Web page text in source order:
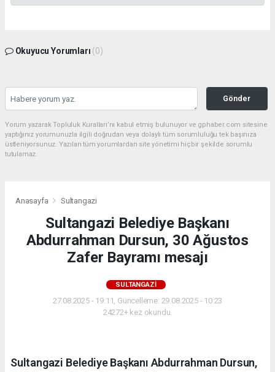
Okuyucu Yorumları (0)
Gönder
Yorum yazarak Topluluk Kuralları’nı kabul etmiş bulunuyor ve gphaber.com sitesine
yaptığınız yorumunuzla ilgili doğrudan veya dolaylı tüm sorumluluğu tek başınıza
üstleniyorsunuz. Yazılan tüm yorumlardan site yönetimi hiçbir şekilde sorumlu
tutulamaz.
Anasayfa Sultangazi
Sultangazi Belediye Başkanı
Abdurrahman Dursun, 30 Ağustos
Zafer Bayramı mesajı
SULTANGAZI
27.08.2025 - 19:11, Güncelleme: 29.08.2025 - 10:23
24272+ kez okundu.
Sultangazi Belediye Başkanı Abdurrahman Dursun,